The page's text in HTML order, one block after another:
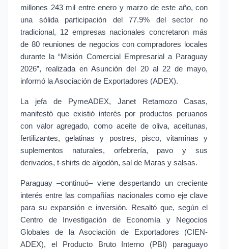
millones 243 mil entre enero y marzo de este año, con
una sólida participación del 77.9% del sector no
tradicional, 12 empresas nacionales concretaron más
de 80 reuniones de negocios con compradores locales
durante la “Misión Comercial Empresarial a Paraguay
2026”, realizada en Asunción del 20 al 22 de mayo,
informó la Asociación de Exportadores (ADEX).
La jefa de PymeADEX, Janet Retamozo Casas,
manifestó que existió interés por productos peruanos
con valor agregado, como aceite de oliva, aceitunas,
fertilizantes, gelatinas y postres, pisco, vitaminas y
suplementos naturales, orfebrería, pavo y sus
derivados, t-shirts de algodón, sal de Maras y salsas.
Paraguay –continuó– viene despertando un creciente
interés entre las compañías nacionales como eje clave
para su expansión e inversión. Resaltó que, según el
Centro de Investigación de Economía y Negocios
Globales de la Asociación de Exportadores (CIEN-
ADEX), el Producto Bruto Interno (PBI) paraguayo